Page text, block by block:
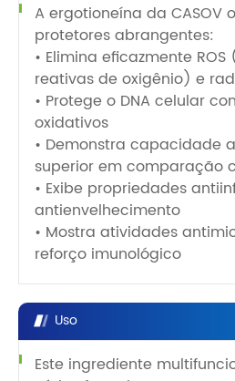
A ergotioneína da CASOV
protetores abrangentes:
• Elimina eficazmente
reativas de oxigênio) e
• Protege o DNA celular
oxidativos
• Demonstra capacidade
superior em comparação
• Exibe propriedades
antienvelhecimento
• Mostra atividades
reforço imunológico
Uso
Este ingrediente